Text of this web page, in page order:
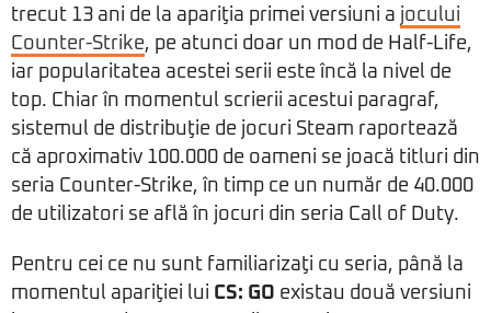
trecut 13 ani de la apariţia primei versiuni a jocului
Counter-Strike, pe atunci doar un mod de Half-Life,
iar popularitatea acestei serii este încă la nivel de
top. Chiar în momentul scrierii acestui paragraf,
sistemul de distribuţie de jocuri Steam raportează
că aproximativ 100.000 de oameni se joacă titluri din
seria Counter-Strike, în timp ce un număr de 40.000
de utilizatori se află în jocuri din seria Call of Duty.
Pentru cei ce nu sunt familiarizaţi cu seria, până la
momentul apariţiei lui CS: GO existau două versiuni